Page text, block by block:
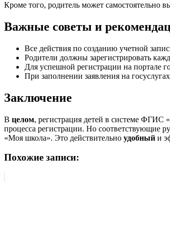
Кроме того, родитель может самостоятельно
Важные советы и
Все действия по созданию учетной
Родители должны зарегистрировать
Для успешной регистрации на портале
При заполнении заявления на
Заключение
В целом, регистрация детей в системе ФГИС
процесса регистрации. Но соответствующие
«Моя школа». Это действительно удобный и
Похожие записи: